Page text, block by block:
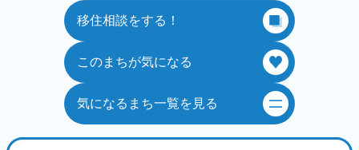
移住相談をする！
このまちが気になる
気になるまち一覧を見る